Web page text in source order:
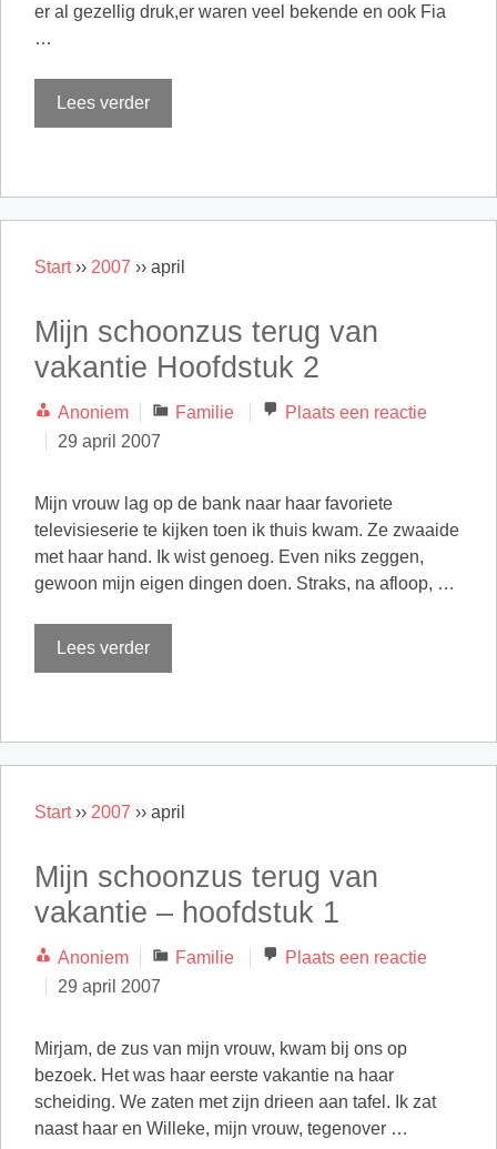
er al gezellig druk,er waren veel bekende en ook Fia
…
Lees verder
Start›› 2007 ›› april
Mijn schoonzus terug van
vakantie Hoofdstuk 2
Anoniem Categorieën
Familie
Plaats een reactie
29 april 2007
Mijn vrouw lag op de bank naar haar favoriete
televisieserie te kijken toen ik thuis kwam. Ze zwaaide
met haar hand. Ik wist genoeg. Even niks zeggen,
gewoon mijn eigen dingen doen. Straks, na afloop, …
Lees verder
Start›› 2007 ›› april
Mijn schoonzus terug van
vakantie – hoofdstuk 1
Anoniem Categorieën
Familie
Plaats een reactie
29 april 2007
Mirjam, de zus van mijn vrouw, kwam bij ons op
bezoek. Het was haar eerste vakantie na haar
scheiding. We zaten met zijn drieen aan tafel. Ik zat
naast haar en Willeke, mijn vrouw, tegenover …